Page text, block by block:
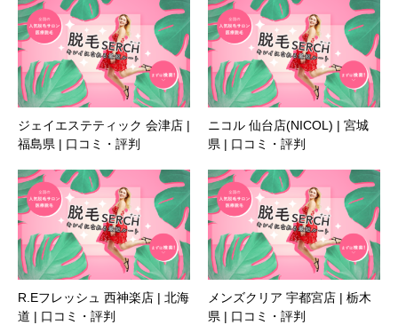
ジェイエステティック 会津店 |
福島県 | 口コミ・評判
ニコル 仙台店(NICOL) | 宮城
県 | 口コミ・評判
R.Eフレッシュ 西神楽店 | 北海
道 | 口コミ・評判
メンズクリア 宇都宮店 | 栃木
県 | 口コミ・評判